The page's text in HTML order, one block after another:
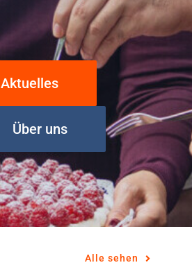
Aktuelles
Über uns
Alle sehen